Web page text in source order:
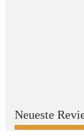
Neueste